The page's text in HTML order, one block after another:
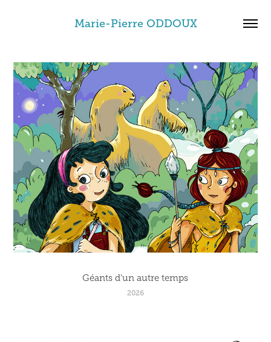
Marie-Pierre ODDOUX
Géants d'un autre temps
2026